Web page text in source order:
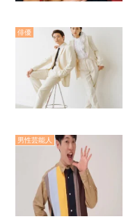
俳優
男性芸能人